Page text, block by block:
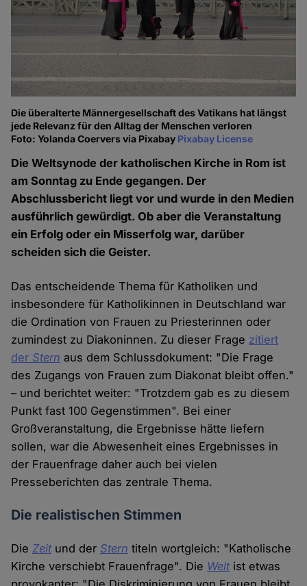
Die überalterte Männergesellschaft des Vatikans hat längst
jede Relevanz für den Alltag der Menschen verloren
Foto: Yolanda Coervers via Pixabay Pixabay License
Die Weltsynode der katholischen Kirche in Rom ist
am Sonntag zu Ende gegangen. Der
Abschlussbericht liegt vor und wurde in den Medien
ausführlich gewürdigt. Ob aber die Veranstaltung
ein Erfolg oder ein Misserfolg war, darüber
scheiden sich die Geister.
Das entscheidende Thema für Katholiken und
insbesondere für Katholikinnen in Deutschland war
die Ordination von Frauen zu Priesterinnen oder
zumindest zu Diakoninnen. Zu dieser Frage zitiert
der Stern aus dem Schlussdokument: "Die Frage
des Zugangs von Frauen zum Diakonat bleibt offen."
– und berichtet weiter: "Trotzdem gab es zu diesem
Punkt fast 100 Gegenstimmen". Bei einer
Großveranstaltung, die Ergebnisse hätte liefern
sollen, war die Abwesenheit eines Ergebnisses in
der Frauenfrage daher auch bei vielen
Presseberichten das zentrale Thema.
Die realistischen Stimmen
DieZeitund der Stern titeln wortgleich: "Katholische
Kirche verschiebt Frauenfrage". Die Weltist etwas